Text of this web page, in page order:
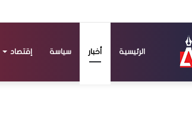
الرئيسية أخبار سياسة إقتصاد